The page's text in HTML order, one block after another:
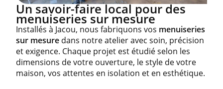
Un savoir-faire local pour des
menuiseries sur mesure
Installés à Jacou, nous fabriquons vos menuiseries
sur mesure dans notre atelier avec soin, précision
et exigence. Chaque projet est étudié selon les
dimensions de votre ouverture, le style de votre
maison, vos attentes en isolation et en esthétique.